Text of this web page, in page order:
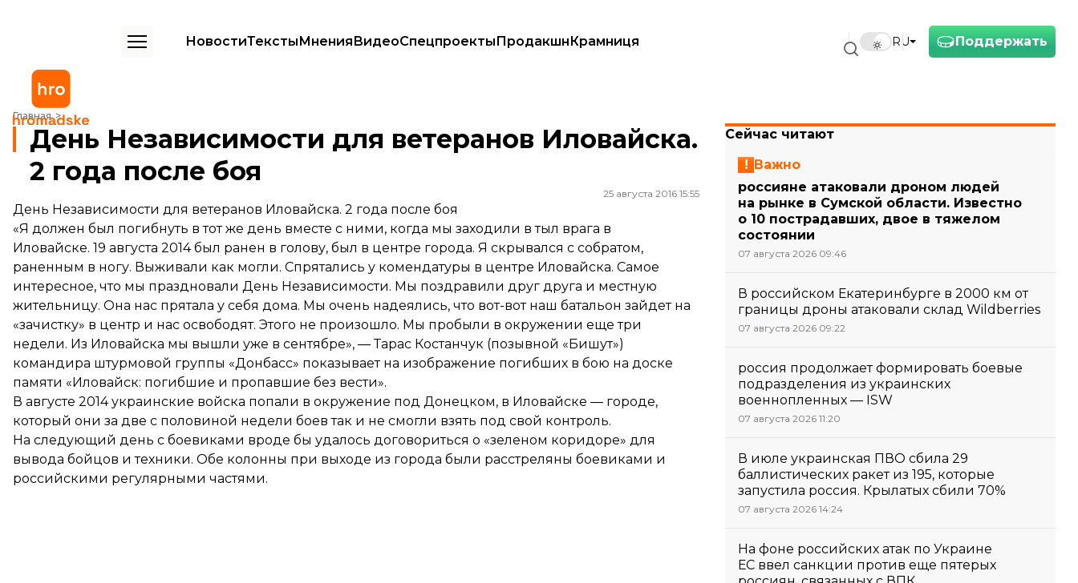
Поддержать
RU
НовостиТекстыМненияВидеоСпецпроектыПродакшнКрамниця
Главная
День Независимости для ветеранов Иловайска. 2 года после боя
День Независимости для ветеранов Иловайска.
2 года после боя
25 августа 2016 15:55
День Независимости для ветеранов Иловайска. 2 года после боя
«Я должен был погибнуть в тот же день вместе с ними, когда мы заходили в тыл врага в
Иловайске. 19 августа 2014 был ранен в голову, был в центре города. Я скрывался с собратом,
раненным в ногу. Выживали как могли. Спрятались у комендатуры в центре Иловайска. Самое
интересное, что мы праздновали День Независимости. Мы поздравили друг друга и местную
жительницу. Она нас прятала у себя дома. Мы очень надеялись, что вот-вот наш батальон зайдет на
«зачистку» в центр и нас освободят. Этого не произошло. Мы пробыли в окружении еще три
недели. Из Иловайска мы вышли уже в сентябре», — Тарас Костанчук (позывной «Бишут»)
командира штурмовой группы «Донбасс» показывает на изображение погибших в бою на доске
памяти «Иловайск: погибшие и пропавшие без вести».
В августе 2014 украинские войска попали в окружение под Донецком, в Иловайске — городе,
который они за две с половиной недели боев так и не смогли взять под свой контроль.
На следующий день с боевиками вроде бы удалось договориться о «зеленом коридоре» для
вывода бойцов и техники. Обе колонны при выходе из города были расстреляны боевиками и
российскими регулярными частями.
Сейчас читают
Важно
россияне атаковали дроном людей
на рынке в Сумской области. Известно
о 10 пострадавших, двое в тяжелом
состоянии
07 августа 2026 09:46
В российском Екатеринбурге в 2000 км от
границы дроны атаковали склад Wildberries
07 августа 2026 09:22
россия продолжает формировать боевые
подразделения из украинских
военнопленных — ISW
07 августа 2026 11:20
В июле украинская ПВО сбила 29
баллистических ракет из 195, которые
запустила россия. Крылатых сбили 70%
07 августа 2026 14:24
На фоне российских атак по Украине
ЕС ввел санкции против еще пятерых